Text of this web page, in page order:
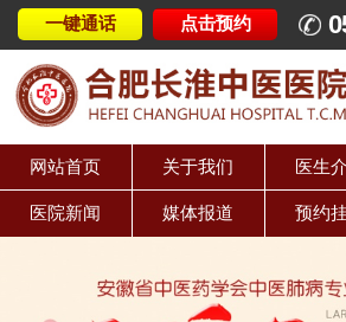
一键通话 点击预约
网站首页 关于我们 医生
医院新闻 媒体报道 预约